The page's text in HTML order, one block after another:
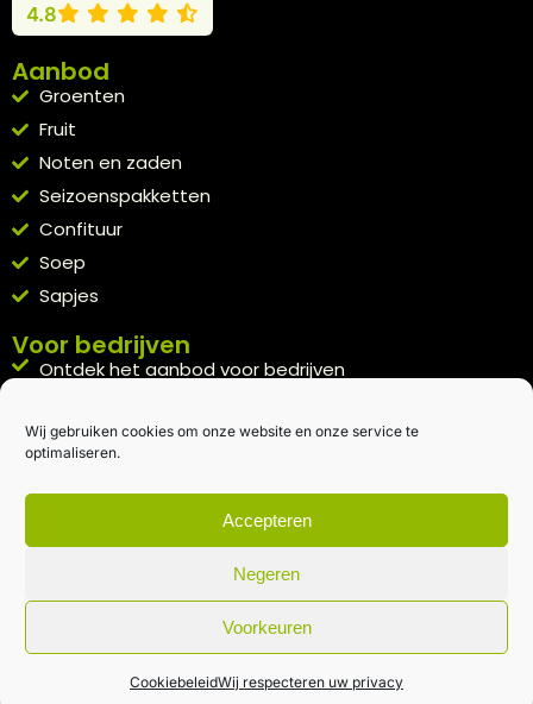
Wij gebruiken cookies om onze website en onze service te
optimaliseren.
Accepteren
Negeren
Voorkeuren
CookiebeleidWij respecteren uw privacy
4.8
Aanbod
Groenten
Fruit
Noten en zaden
Seizoenspakketten
Confituur
Soep
Sapjes
Voor bedrijven
Ontdek het aanbod voor bedrijven
Kennismakingspakket aanvragen
Blijft op de hoogte
Rechtstreeks van het veld naar je inbox.
Inschrijven nieuwsbrief
Algemene voorwaarden|Privacybeleid| gemaakt met door
creativitijd